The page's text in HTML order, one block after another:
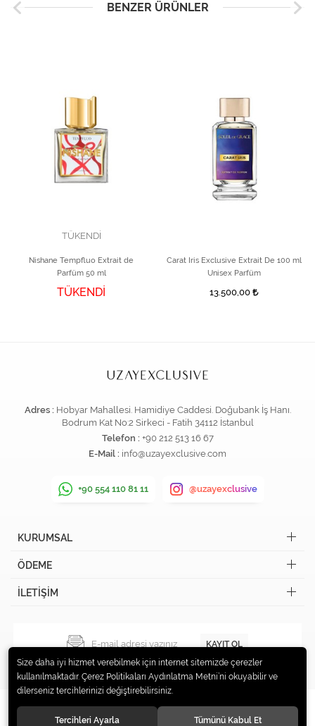
BENZER ÜRÜNLER
TÜKENDİ
Nishane Tempfluo Extrait de
Parfüm 50 ml
TÜKENDİ
Carat Iris Exclusive Extrait De 100 ml
Unisex Parfüm
13.500,00
Adres : Hobyar Mahallesi. Hamidiye Caddesi. Doğubank İş Hanı.
Bodrum Kat No:2 Sirkeci - Fatih 34112 İstanbul
Telefon : +90 212 513 16 67
E-Mail : info@uzayexclusive.com
+90 554 110 81 11 @uzayexclusive
KURUMSAL
ÖDEME
İLETİŞİM
KAYIT OL
Size daha iyi hizmet verebilmek için internet sitemizde çerezler
kullanılmaktadır. Çerez Politikaları Aydınlatma Metni’ni okuyabilir ve
dilerseniz tercihlerinizi değiştirebilirsiniz.
Tercihleri Ayarla Tümünü Kabul Et